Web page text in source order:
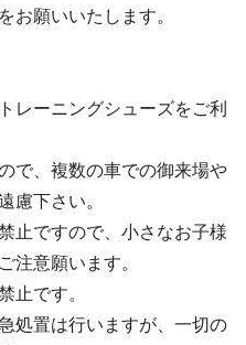
お願いいたします。
レーニングシューズをご利
で、複数の車での御来場や
慮下さい。
止ですので、小さなお子様
注意願います。
止です。
処置は行いますが、一切の